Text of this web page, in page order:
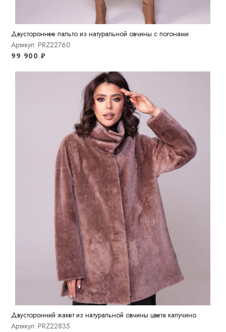
Двустороннее пальто из натуральной овчины с погонами
Артикул: PRZ22760
99 900 ₽
Двусторонний жакет из натуральной овчины цвета капучино
Артикул: PRZ22835